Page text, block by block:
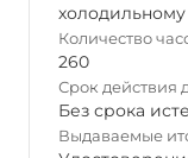
Количество
260
Срок действия
Без срока
Выдаваемые